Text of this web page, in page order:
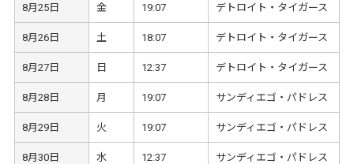
8月25日 金 19:07 デトロイト・タイガース
8月26日 土 18:07 デトロイト・タイガース
8月27日 日 12:37 デトロイト・タイガース
8月28日 月 19:07 サンディエゴ・パドレス
8月29日 火 19:07 サンディエゴ・パドレス
8月30日 水 12:37 サンディエゴ・パドレス